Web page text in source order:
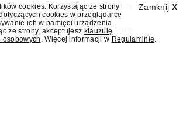
wydawnictwa. Wśród graczy
przejęciem wymieniano
Grupę ZPR Media i Wirtualną Polskę.
Zamknij X
cookies. Korzystając ze strony
cookies w przeglądarce
ich w pamięci urządzenia.
ze strony, akceptujesz klauzulę
osobowych . Więcej informacji w Regulaminie.